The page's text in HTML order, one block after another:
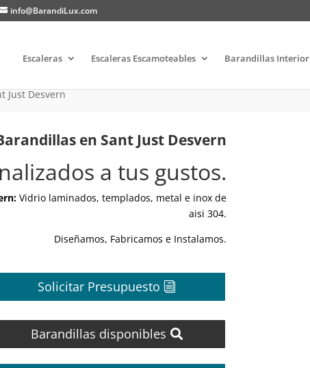
info@BarandiLux.com
Escaleras Escaleras Escamoteables Barandillas Interior
Just Desvern
en Sant Just Desvern
a tus gustos.
Vidrio laminados, templados, metal e inox de
aisi 304.
Diseñamos, Fabricamos e Instalamos.
Solicitar Presupuesto
Barandillas disponibles